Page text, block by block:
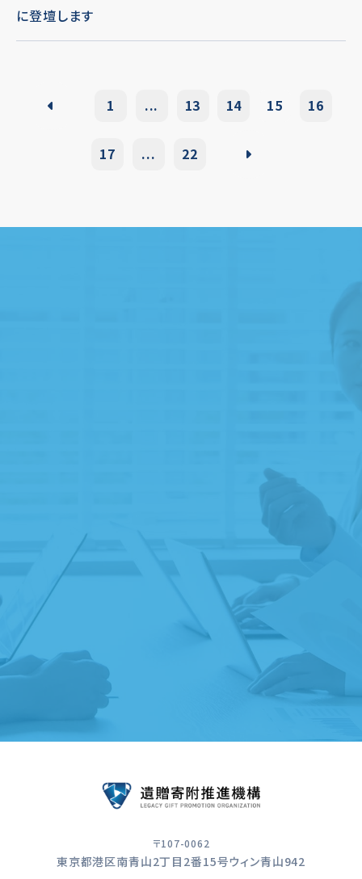
に登壇します
1 ... 13 14 15 16
17 ... 22
ご縁ディングノートのプレゼント
遺贈寄附受付団体のご紹介
〒107-0062
東京都港区南青山2丁目2番15号ウィン青山942